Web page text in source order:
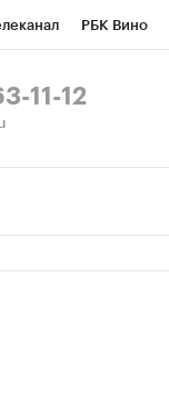
РБК Вино
11-12